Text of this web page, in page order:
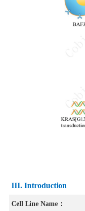
III. Introduction
Cell Line Name：